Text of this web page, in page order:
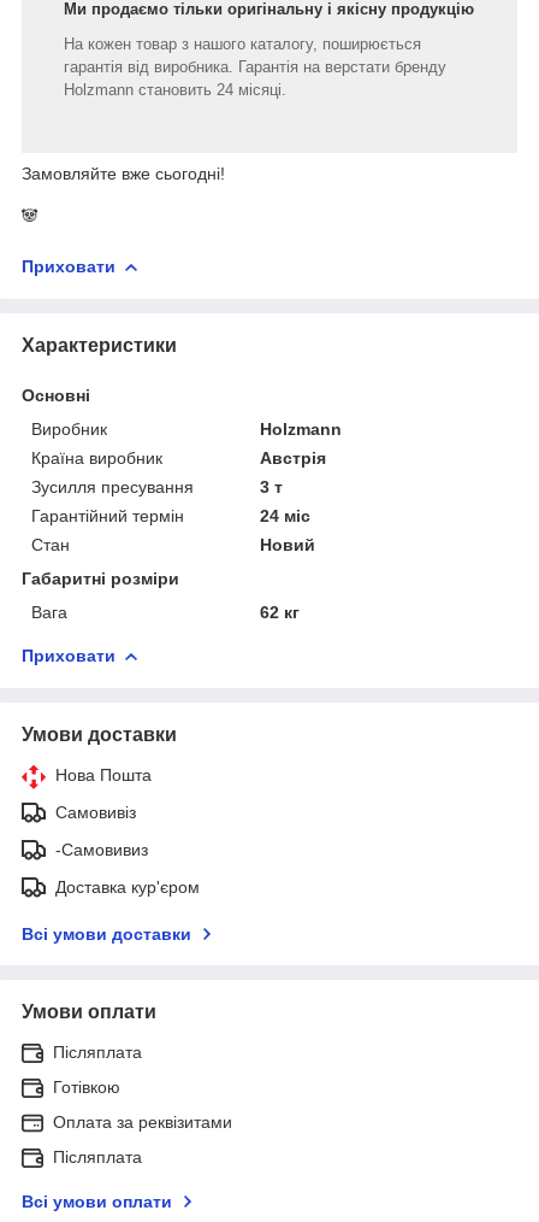
Ми продаємо тільки оригінальну і якісну продукцію
На кожен товар з нашого каталогу, поширюється
гарантія від виробника. Гарантія на верстати бренду
Holzmann становить 24 місяці.
Замовляйте вже сьогодні!
🐼
Приховати
Характеристики
Основні
Виробник
Holzmann
Країна виробник
Австрія
Зусилля пресування
3 т
Гарантійний термін
24 міс
Стан
Новий
Габаритні розміри
Вага
62 кг
Приховати
Умови доставки
Нова Пошта
Самовивіз
-Самовивиз
Доставка кур'єром
Всі умови доставки
Умови оплати
Післяплата
Готівкою
Оплата за реквізитами
Післяплата
Всі умови оплати